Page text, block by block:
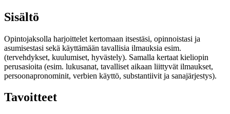
Sisältö
Opintojaksolla harjoittelet kertomaan itsestäsi, opinnoistasi ja
asumisestasi sekä käyttämään tavallisia ilmauksia esim.
(tervehdykset, kuulumiset, hyvästely). Samalla kertaat kieliopin
perusasioita (esim. lukusanat, tavalliset aikaan liittyvät ilmaukset,
persoonapronominit, verbien käyttö, substantiivit ja sanajärjestys).
Tavoitteet